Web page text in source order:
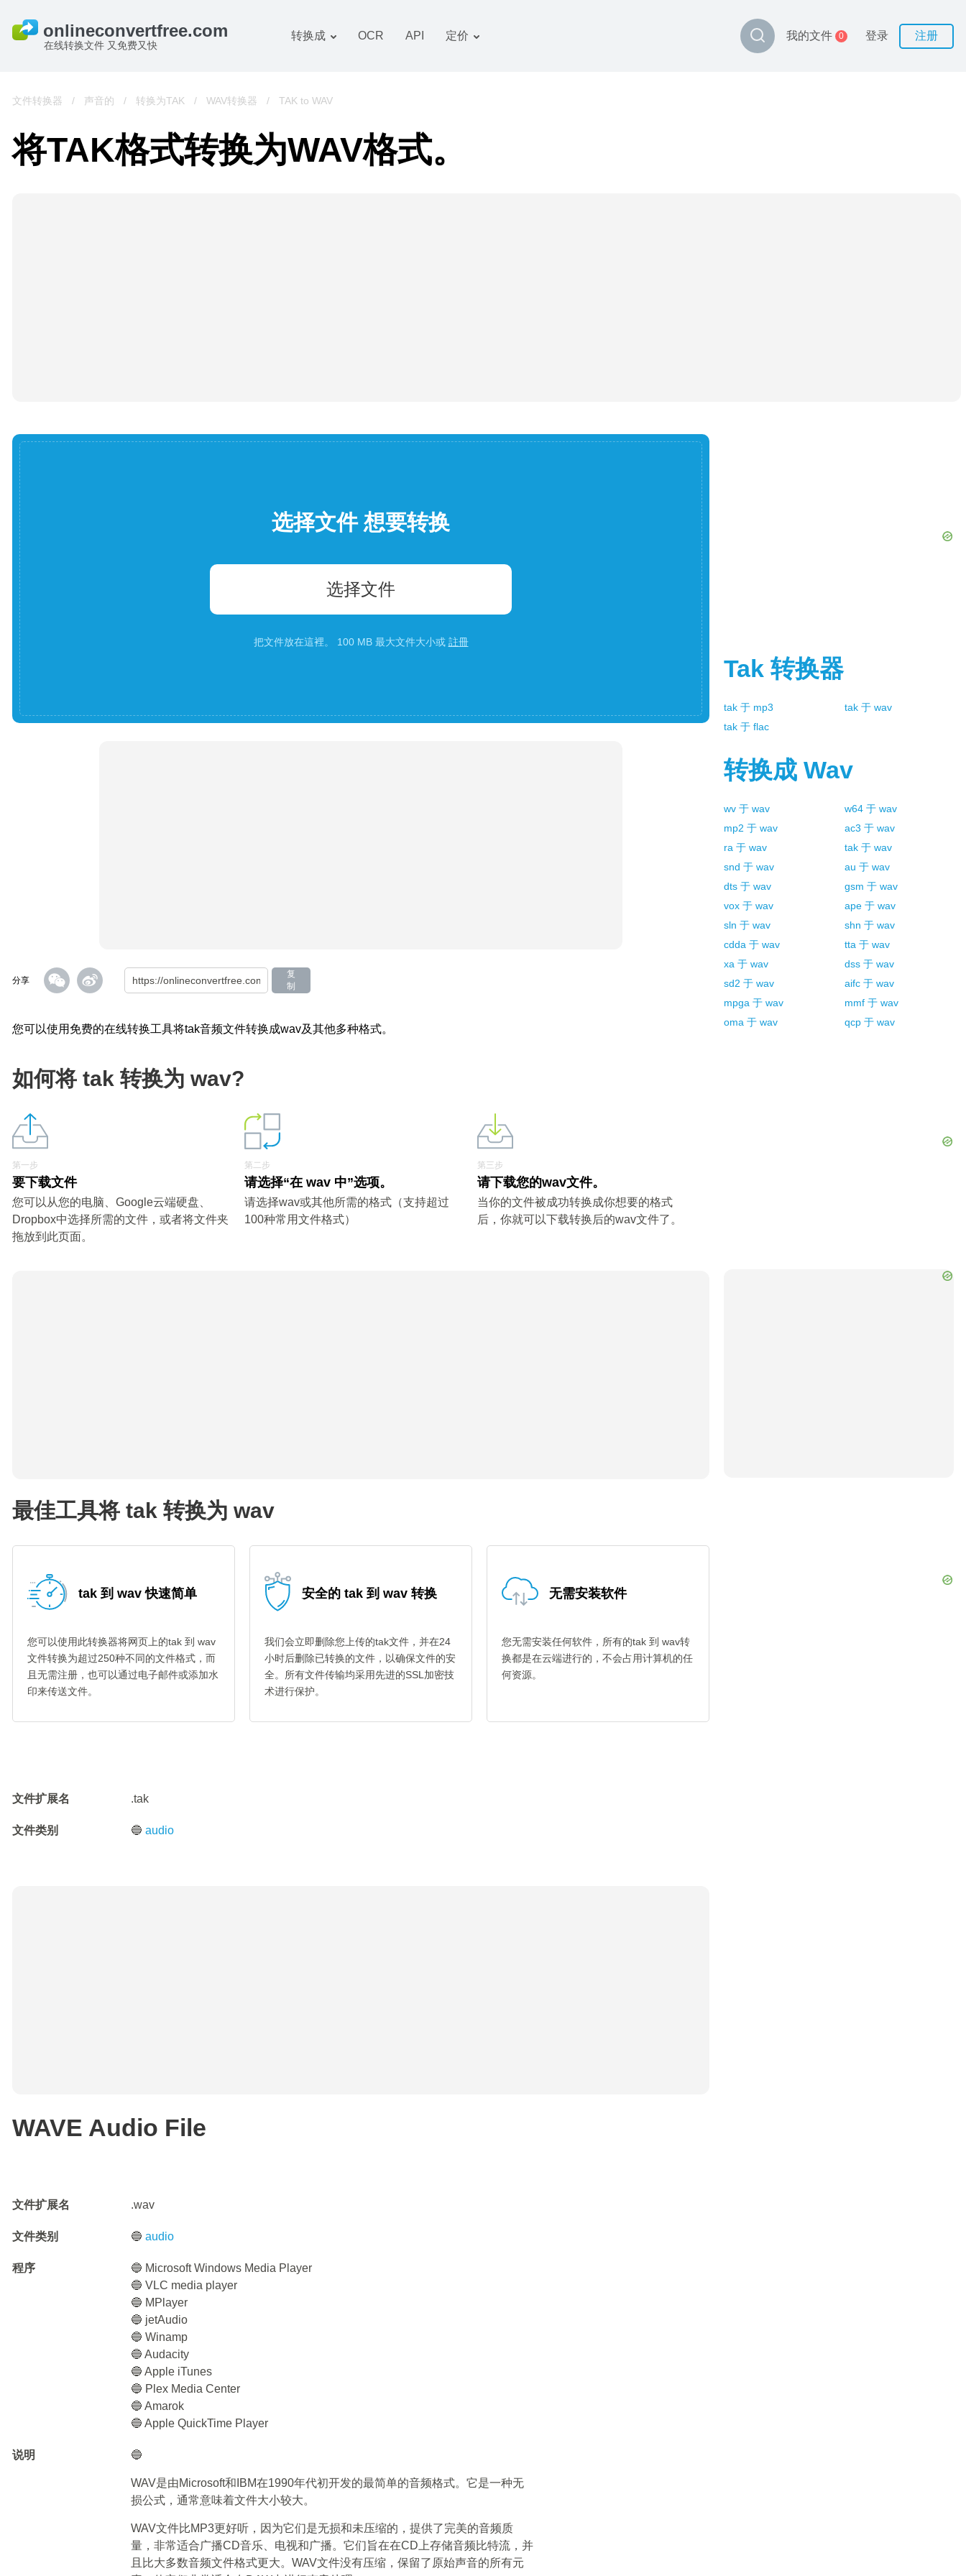
在线转换文件 又免费又快
转换成
图像 转换器
书籍 转换器
OCR API 定价 我的文件 0 登录 注册
文件转换器 / 声音的 / 转换为TAK / WAV转换器 / TAK to WAV
将TAK格式转换为WAV格式。
选择文件 想要转换
选择文件
把文件放在這裡。 100 MB 最大文件大小或 註冊
分享
复
制
您可以使用免费的在线转换工具将tak音频文件转换成wav及其他多种格式。
如何将 tak 转换为 wav?
第一步
要下载文件
您可以从您的电脑、Google云端硬盘、
Dropbox中选择所需的文件，或者将文件夹
拖放到此页面。
第二步
请选择“在 wav 中”选项。
请选择wav或其他所需的格式（支持超过
100种常用文件格式）
第三步
请下载您的wav文件。
当你的文件被成功转换成你想要的格式
后，你就可以下载转换后的wav文件了。
最佳工具将 tak 转换为 wav
tak 到 wav 快速简单
您可以使用此转换器将网页上的tak 到 wav
文件转换为超过250种不同的文件格式，而
且无需注册，也可以通过电子邮件或添加水
印来传送文件。
安全的 tak 到 wav 转换
我们会立即删除您上传的tak文件，并在24
小时后删除已转换的文件，以确保文件的安
全。所有文件传输均采用先进的SSL加密技
术进行保护。
无需安装软件
您无需安装任何软件，所有的tak 到 wav转
换都是在云端进行的，不会占用计算机的任
何资源。
文件扩展名 .tak
文件类别 🔵audio
WAVE Audio File
文件扩展名 .wav
文件类别 🔵audio
程序
🔵 Microsoft Windows Media Player
🔵 VLC media player
🔵 MPlayer
🔵 jetAudio
🔵 Winamp
🔵 Audacity
🔵 Apple iTunes
🔵 Plex Media Center
🔵 Amarok
🔵 Apple QuickTime Player
说明 🔵
WAV是由Microsoft和IBM在1990年代初开发的最简单的音频格式。它是一种无
损公式，通常意味着文件大小较大。
WAV文件比MP3更好听，因为它们是无损和未压缩的，提供了完美的音频质
量，非常适合广播CD音乐、电视和广播。它们旨在在CD上存储音频比特流，并
且比大多数音频文件格式更大。WAV文件没有压缩，保留了原始声音的所有元
Tak 转换器
tak 于 mp3 tak 于 wav
tak 于 flac
转换成 Wav
wv 于 wav w64 于 wav
mp2 于 wav ac3 于 wav
ra 于 wav tak 于 wav
snd 于 wav au 于 wav
dts 于 wav gsm 于 wav
vox 于 wav ape 于 wav
sln 于 wav shn 于 wav
cdda 于 wav tta 于 wav
xa 于 wav dss 于 wav
sd2 于 wav aifc 于 wav
mpga 于 wav mmf 于 wav
oma 于 wav qcp 于 wav